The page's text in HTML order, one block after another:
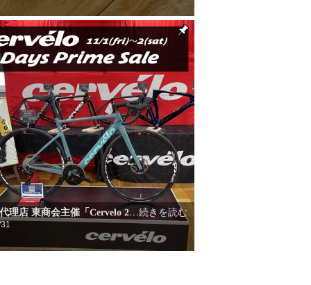
理店 東商会主催「Cervelo 2…続きを読む